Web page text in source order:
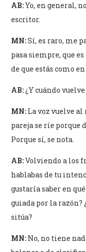
AB:Yo, en general,
escritor.
MN:Sí, es raro, me
pasa siempre, que
de que estás como
AB:¿Y cuándo
MN: La voz vuelve
pareja se ríe porque
Porque sí, se nota.
AB:Volviendo a los
hablabas de tu
gustaría saber en
guiada por la razón?
sitúa?
MN: No, no tiene